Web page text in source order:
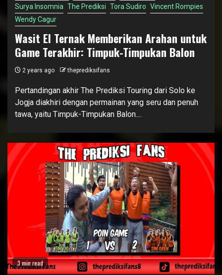
Surya Insomnia The Prediksi Tora Sudiro Vincent Rompies
Wendy Cagur
Wasit El Ternak Memberikan Arahan untuk
Game Terakhir: Timpuk-Timpukan Balon
2 years ago theprediksifans
Pertandingan akhir The Prediksi Touring dari Solo ke
Jogja diakhiri dengan permainan yang seru dan penuh
tawa, yaitu Timpuk-Timpukan Balon....
3 min read